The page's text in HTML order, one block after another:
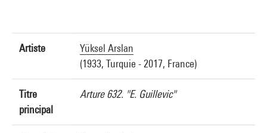
Artiste
Yüksel Arslan
(1933, Turquie - 2017, France)
Titre
principal
Arture 632. "E. Guillevic"